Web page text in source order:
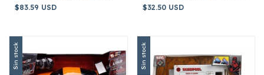
$83.59 USD $32.50 USD
Sin stock Sin stock